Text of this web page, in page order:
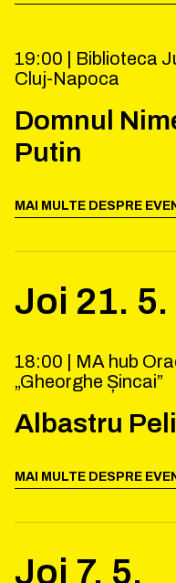
19:00 | Biblioteca
Cluj-Napoca
Domnul
Putin
MAI MULTE DESPRE
Joi 21. 5.
18:00 | MA hub
„Gheorghe Șincai”
Albastru
MAI MULTE DESPRE
Joi 7. 5.